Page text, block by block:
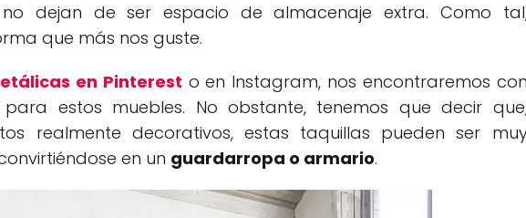
dejan de ser espacio de almacenaje extra. Como
que más nos guste.
en Pinterest o en Instagram, nos encontraremos con
estos muebles. No obstante, tenemos que decir
realmente decorativos, estas taquillas pueden ser
en un guardarropa o armario.